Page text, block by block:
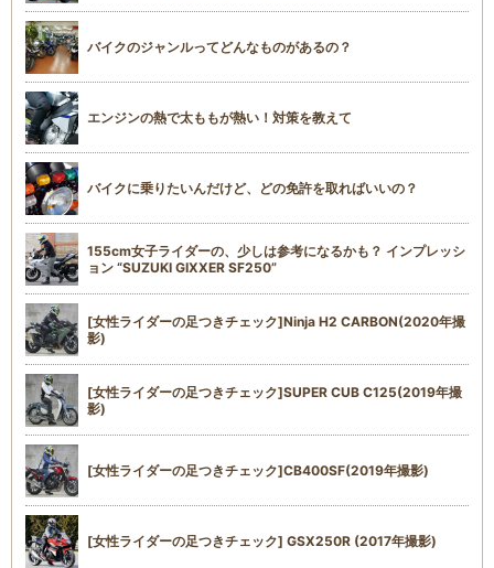
バイクのジャンルってどんなものがあるの？
エンジンの熱で太ももが熱い！対策を教えて
バイクに乗りたいんだけど、どの免許を取ればいいの？
155cm女子ライダーの、少しは参考になるかも？ インプレッシ
ョン “SUZUKI GIXXER SF250”
[女性ライダーの足つきチェック]Ninja H2 CARBON(2020年撮
影)
[女性ライダーの足つきチェック]SUPER CUB C125(2019年撮
影)
[女性ライダーの足つきチェック]CB400SF(2019年撮影)
[女性ライダーの足つきチェック] GSX250R (2017年撮影)